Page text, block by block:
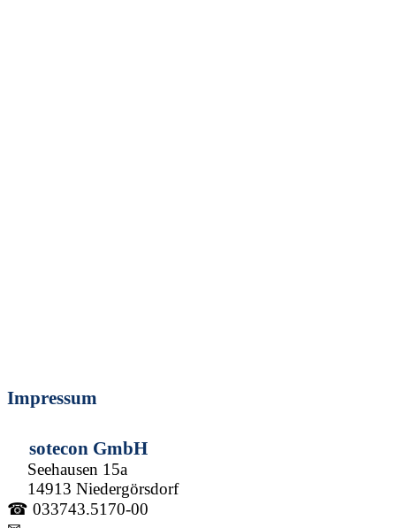
Impressum
sotecon GmbH
Seehausen 15a
14913 Niedergörsdorf
☎ 033743.5170-00